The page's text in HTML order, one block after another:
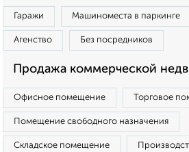
Гаражи Машиноместа в паркинге
Агенство Без посредников
Продажа коммерческой
Офисное помещение Торговое
Помещение свободного назначения
Складское помещение